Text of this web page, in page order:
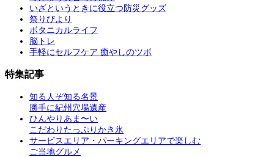
いざというときに役立つ防災グッズ
祭りびより
ボタニカルライフ
脳トレ
手軽にセルフケア 癒やしのツボ
特集記事
知る人ぞ知る名景
勝手に紀州穴場遺産
ひんやりあま〜い
こだわりたっぷりかき氷
サービスエリア・パーキングエリアで楽しむ
ご当地グルメ